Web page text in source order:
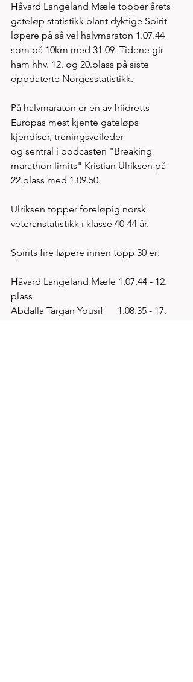
Håvard Langeland Mæle topper årets
gateløp statistikk blant dyktige Spirit
løpere på så vel halvmaraton 1.07.44
som på 10km med 31.09. Tidene gir
ham hhv. 12. og 20.plass på siste
oppdaterte Norgesstatistikk.
På halvmaraton er en av friidretts
Europas mest kjente gateløps
kjendiser, treningsveileder
og sentral i podcasten "Breaking
marathon limits" Kristian Ulriksen på
22.plass med 1.09.50.
Ulriksen topper foreløpig norsk
veteranstatistikk i klasse 40-44 år.
Spirits fire løpere innen topp 30 er:
Håvard Langeland Mæle 1.07.44 - 12.
plass
Abdalla Targan Yousif      1.08.35 - 17.